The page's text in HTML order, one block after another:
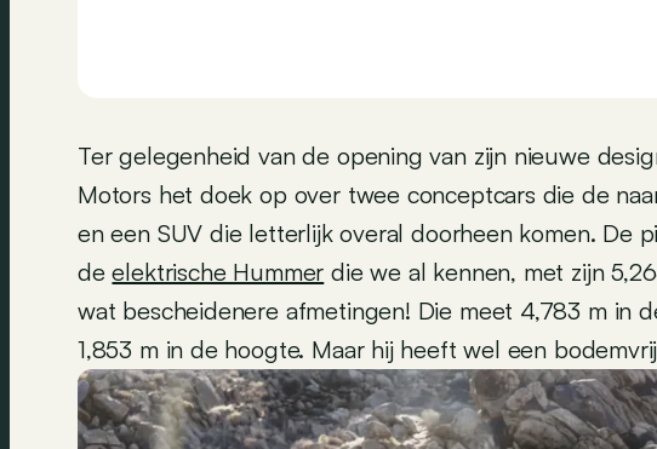
Ter gelegenheid van de opening van zijn nieuwe
Motors het doek op over twee conceptcars die de
en een SUV die letterlijk overal doorheen komen. De
deelektrische Hummer die we al kennen, met zijn
wat bescheidenere afmetingen! Die meet 4,783 m in
1,853 m in de hoogte. Maar hij heeft wel een